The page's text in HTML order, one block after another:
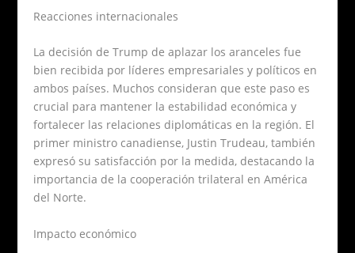
Reacciones internacionales
La decisión de Trump de aplazar los aranceles fue
bien recibida por líderes empresariales y políticos en
ambos países. Muchos consideran que este paso es
crucial para mantener la estabilidad económica y
fortalecer las relaciones diplomáticas en la región. El
primer ministro canadiense, Justin Trudeau, también
expresó su satisfacción por la medida, destacando la
importancia de la cooperación trilateral en América
del Norte.
Impacto económico